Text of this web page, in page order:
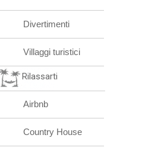
Divertimenti
Villaggi turistici
Rilassarti
Airbnb
Country House